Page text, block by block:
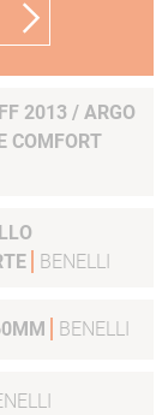
2013 / ARGO
COMFORT
BENELLI
BENELLI